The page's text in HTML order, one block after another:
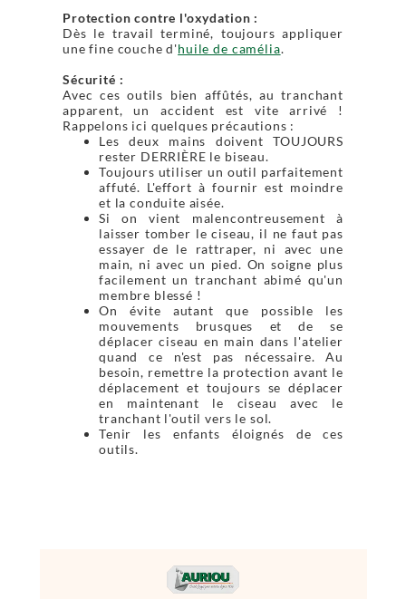
Protection contre l'oxydation :
Dès le travail terminé, toujours appliquer
une fine couche d'huile de camélia.
Sécurité :
Avec ces outils bien affûtés, au tranchant
apparent, un accident est vite arrivé !
Rappelons ici quelques précautions :
Les deux mains doivent TOUJOURS
rester DERRIÈRE le biseau.
Toujours utiliser un outil parfaitement
affuté. L'effort à fournir est moindre
et la conduite aisée.
Si on vient malencontreusement à
laisser tomber le ciseau, il ne faut pas
essayer de le rattraper, ni avec une
main, ni avec un pied. On soigne plus
facilement un tranchant abimé qu'un
membre blessé !
On évite autant que possible les
mouvements brusques et de se
déplacer ciseau en main dans l'atelier
quand ce n'est pas nécessaire. Au
besoin, remettre la protection avant le
déplacement et toujours se déplacer
en maintenant le ciseau avec le
tranchant l'outil vers le sol.
Tenir les enfants éloignés de ces
outils.